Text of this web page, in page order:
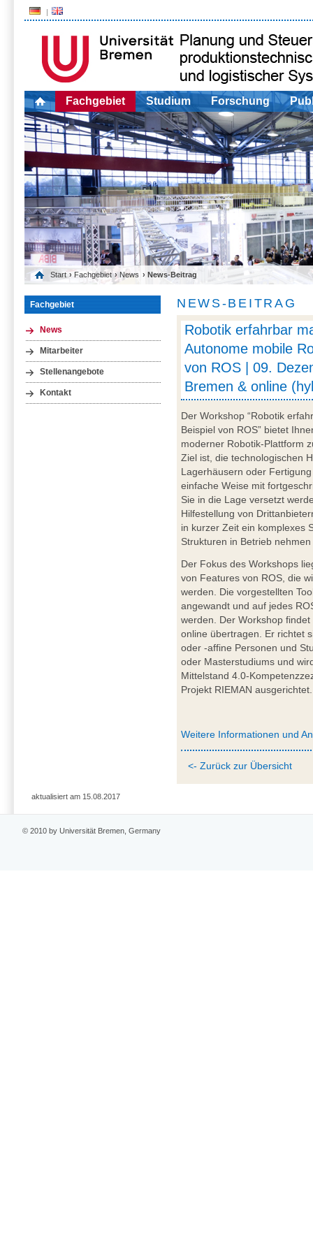
Fachgebiet Studium Forschung
Start › Fachgebiet › News › News-Beitrag
Fachgebiet
News
Mitarbeiter
Stellenangebote
Kontakt
NEWS-BEITRAG
Robotik erfahrbar
Autonome mobile
von ROS | 09.
Bremen & online
Der Workshop “Robotik
Beispiel von ROS” bietet
moderner Robotik-Plattform
Ziel ist, die technologischen
Lagerhäusern oder
einfache Weise mit
Sie in die Lage versetzt
Hilfestellung von
in kurzer Zeit ein komplexes
Strukturen in Betrieb
Der Fokus des Workshops
von Features von ROS, die
werden. Die vorgestellten
angewandt und auf jedes
werden. Der Workshop
online übertragen. Er richtet
oder -affine Personen und
oder Masterstudiums und
Mittelstand 4.0-
Projekt RIEMAN ausgerichtet.
Weitere Informationen und
<- Zurück zur Übersicht
aktualisiert am 15.08.2017
© 2010 by Universität Bremen, Germany